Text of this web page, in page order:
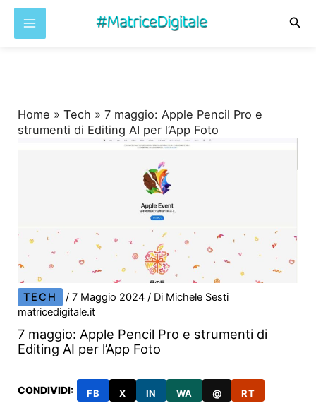
Home »Tech »7 maggio: Apple Pencil Pro e
strumenti di Editing AI per l’App Foto
TECH /7 Maggio 2024/ Di Michele Sesti
matricedigitale.it
7 maggio: Apple Pencil Pro e strumenti di
Editing AI per l’App Foto
CONDIVIDI: FB X IN WA @ RT